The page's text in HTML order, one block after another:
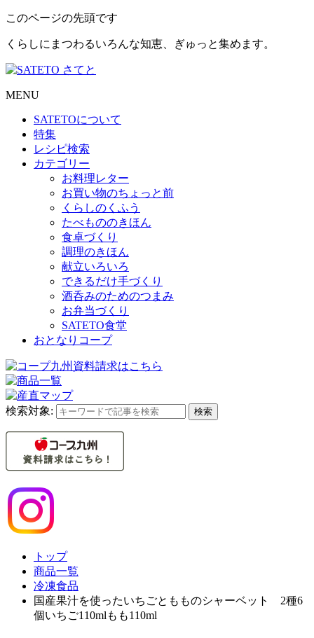
このページの先頭です
くらしにまつわるいろんな知恵、ぎゅっと集めます。
MENU
SATETOについて
特集
レシピ検索
カテゴリー
お料理レター
お買い物のちょっと前
くらしのくふう
たべもののきほん
食卓づくり
調理のきほん
献立いろいろ
できるだけ手づくり
酒呑みのためのつまみ
お弁当づくり
SATETO食堂
おとなりコープ
検索対象: 検索
トップ
商品一覧
冷凍食品
国産果汁を使ったいちごともものシャーベット 2種6
個いちご110mlもも110ml